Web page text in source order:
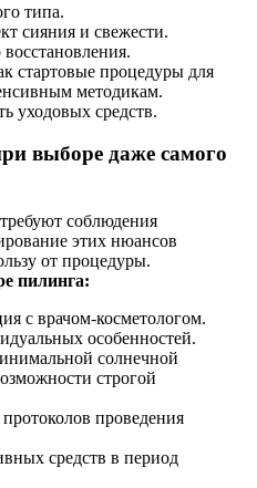
типа.
сияния и свежести.
стартовые процедуры для
методикам.
уходовых средств.
выборе даже самого
соблюдения
этих нюансов
от процедуры.
пилинга:
с врачом-косметологом.
особенностей.
солнечной
строгой
проведения
средств в период